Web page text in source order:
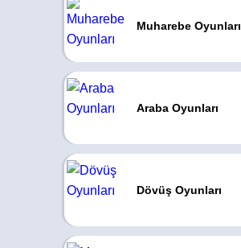
Muharebe Oyunları
Araba Oyunları
Dövüş Oyunları